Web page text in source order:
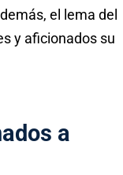
el lema del
y aficionados su
a